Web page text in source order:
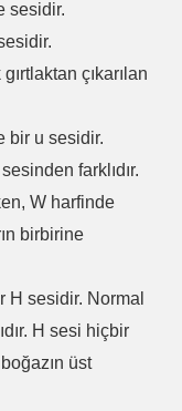
sesidir.
çıkarılan
bir u sesidir.
farklıdır.
W harfinde
birbirine
H sesidir. Normal
H sesi hiçbir
üst